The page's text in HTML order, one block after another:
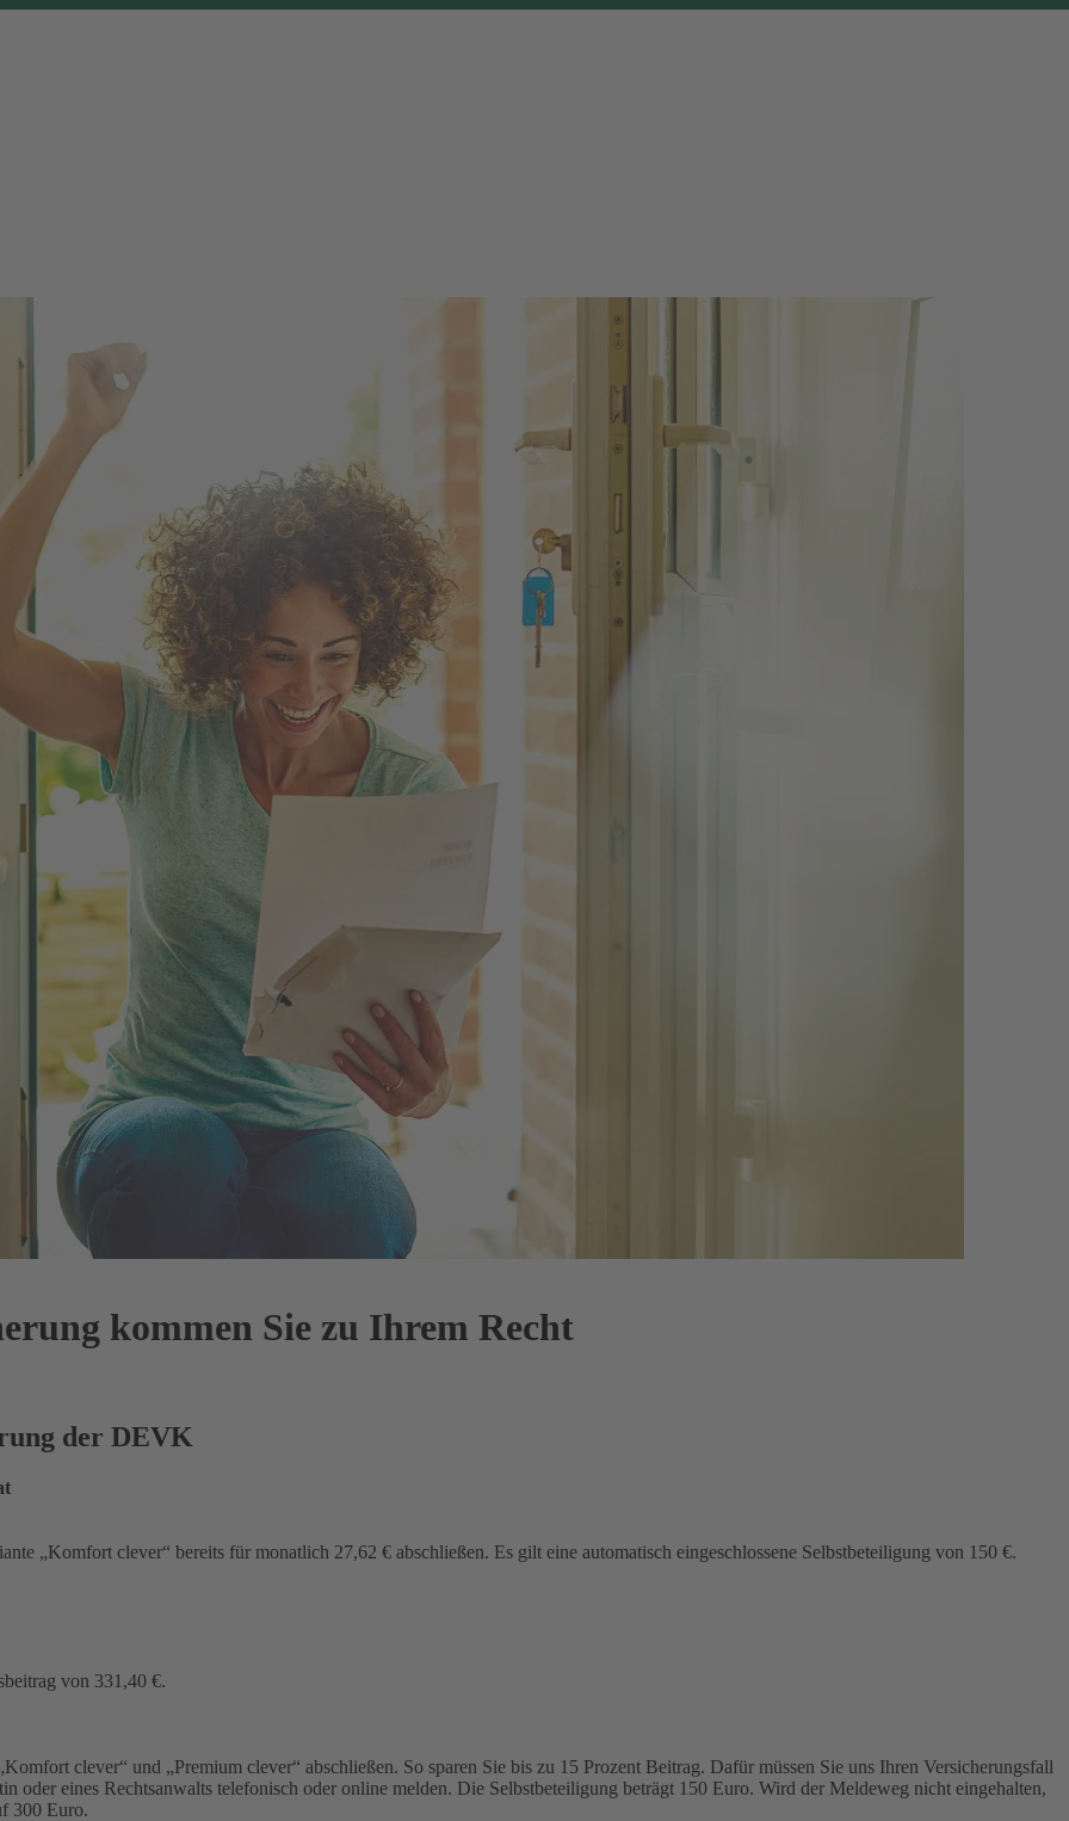
kommen Sie zu Ihrem Recht
der DEVK
„Komfort clever“ bereits für monatlich 27,62 € abschließen. Es gilt eine automatisch eingeschlossene Selbstbeteiligung von 150 €.
von 331,40 €.
clever“ und „Premium clever“ abschließen. So sparen Sie bis zu 15 Prozent Beitrag. Dafür müssen Sie uns Ihren Versicherungsfall
oder eines Rechtsanwalts telefonisch oder online melden. Die Selbstbeteiligung beträgt 150 Euro. Wird der Meldeweg nicht eingehalten,
300 Euro.